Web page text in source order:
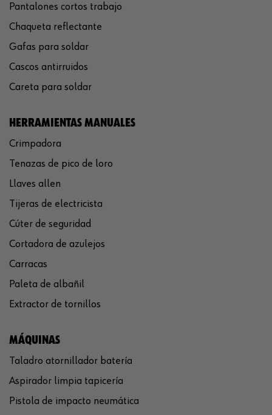
Pantalones cortos trabajo
Chaqueta reflectante
Gafas para soldar
Cascos antirruidos
Careta para soldar
HERRAMIENTAS MANUALES
Crimpadora
Tenazas de pico de loro
Llaves allen
Tijeras de electricista
Cúter de seguridad
Cortadora de azulejos
Carracas
Paleta de albañil
Extractor de tornillos
MÁQUINAS
Taladro atornillador batería
Aspirador limpia tapicería
Pistola de impacto neumática